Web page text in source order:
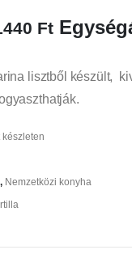
Ft
lisztből készült,
, Nemzetközi konyha